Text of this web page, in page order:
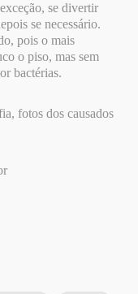
se divertir
se necessário.
pois o mais
o piso, mas sem
bactérias.
fotos dos causados